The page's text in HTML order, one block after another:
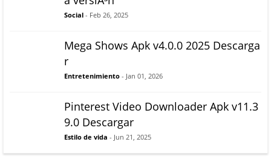
Social - Feb 26, 2025
Mega Shows Apk v4.0.0 2025 Descarga
r
Entretenimiento - Jan 01, 2026
Pinterest Video Downloader Apk v11.3
9.0 Descargar
Estilo de vida - Jun 21, 2025